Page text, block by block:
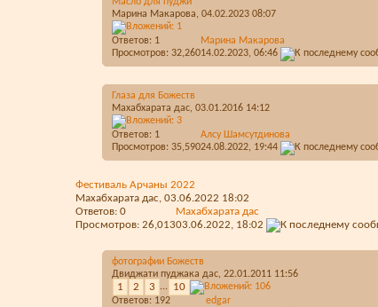
Марина Макарова, 04.02.2023 08:07
Ответов: 1
Просмотров: 32,260
Марина Макарова
14.02.2023, 06:46
Глаза для Божеств
Махабхарата дас, 03.01.2016 14:12
Ответов: 1
Просмотров: 35,590
Алсу Шамсутдинова
24.08.2022, 19:44
Фестиваль Арчаны 2022
Махабхарата дас, 03.06.2022 18:02
Ответов: 0
Просмотров: 26,013
Махабхарата дас
03.06.2022, 18:02
фотографии Божеств
Двиджати пуджака дас, 22.01.2011 11:56
1 2 3 ... 10
Ответов: 192
edgar